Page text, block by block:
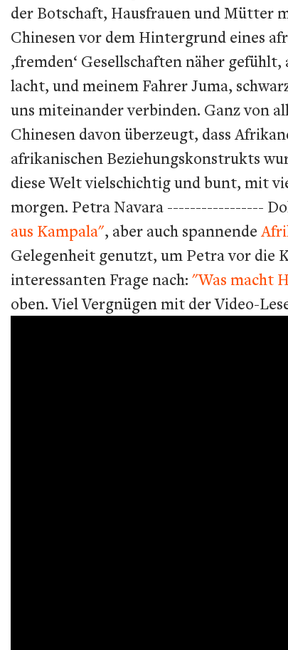
der Botschaft, Hausfrauen und Mütter
Chinesen vor dem Hintergrund eines
‚fremden‘ Gesellschaften näher
lacht, und meinem Fahrer Juma,
uns miteinander verbinden. Ganz von
Chinesen davon überzeugt, dass
afrikanischen Beziehungskonstrukts
diese Welt vielschichtig und bunt, mit
morgen. Petra Navara -----------------
aus Kampala", aber auch spannende
Gelegenheit genutzt, um Petra vor die
interessanten Frage nach: "Was macht
oben. Viel Vergnügen mit der Video-